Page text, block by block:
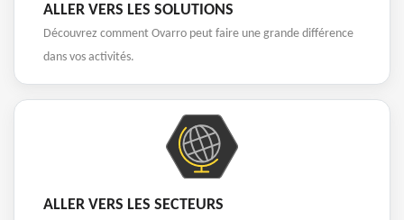
ALLER VERS LES SOLUTIONS
Découvrez comment Ovarro peut faire une grande différence
dans vos activités.
ALLER VERS LES SECTEURS